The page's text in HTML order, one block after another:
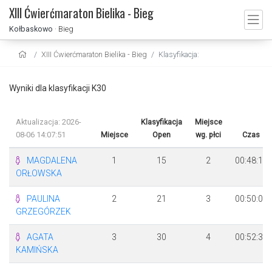
XIII Ćwierćmaraton Bielika - Bieg
Kołbaskowo · Bieg
XIII Ćwierćmaraton Bielika - Bieg Klasyfikacja:
Wyniki dla klasyfikacji K30
Aktualizacja: 2026-
08-06 14:07:51
Miejsce
Klasyfikacja
Open
Miejsce
wg. płci
Czas
MAGDALENA
ORŁOWSKA
1 15 2 00:48:14
PAULINA
GRZEGÓRZEK
2 21 3 00:50:01
AGATA
KAMIŃSKA
3 30 4 00:52:36